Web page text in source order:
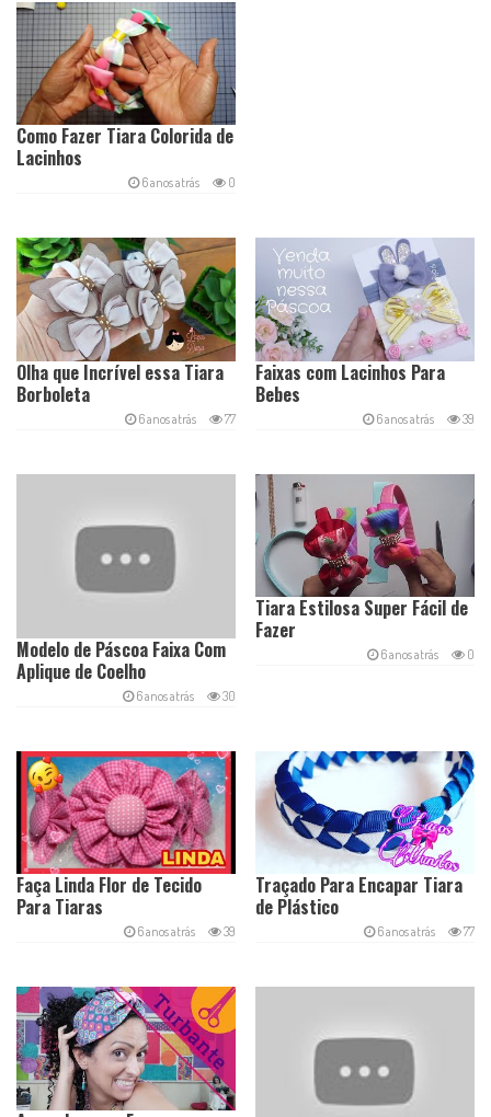
Como Fazer Tiara Colorida de
Lacinhos
6 anos atrás 0
Faixas com Lacinhos Para
Bebes
6 anos atrás 39
Olha que Incrível essa Tiara
Borboleta
6 anos atrás 77
Tiara Estilosa Super Fácil de
Fazer
6 anos atrás 0
Modelo de Páscoa Faixa Com
Aplique de Coelho
6 anos atrás 30
Traçado Para Encapar Tiara
de Plástico
6 anos atrás 77
Faça Linda Flor de Tecido
Para Tiaras
6 anos atrás 39